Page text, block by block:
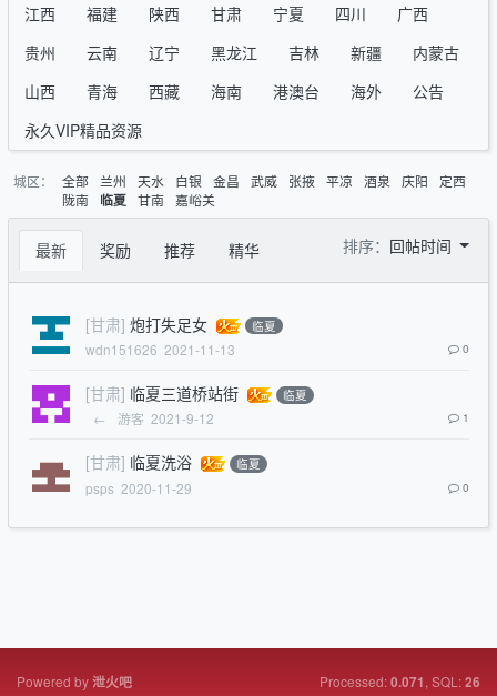
江西
福建 陕西 甘肃 宁夏 四川
广西
贵州
云南 辽宁 黑龙江 吉林 新疆
内蒙古
山西
青海 西藏 海南 港澳台 海外
公告
永久VIP精品资源
城区： 全部 兰州 天水 白银 金昌 武威 张掖 平凉 酒泉 庆阳
定西
陇南
临夏 甘南 嘉峪关
最新 奖励 推荐 精华 排序： 回帖时间
[甘肃] 炮打失足女 临夏
wdn151626 2021-11-13 0
[甘肃] 临夏三道桥站街 临夏
← 游客 2021-9-12 1
[甘肃] 临夏洗浴 临夏
psps 2020-11-29 0
Powered by泄火吧 Processed:0.071, SQL:26